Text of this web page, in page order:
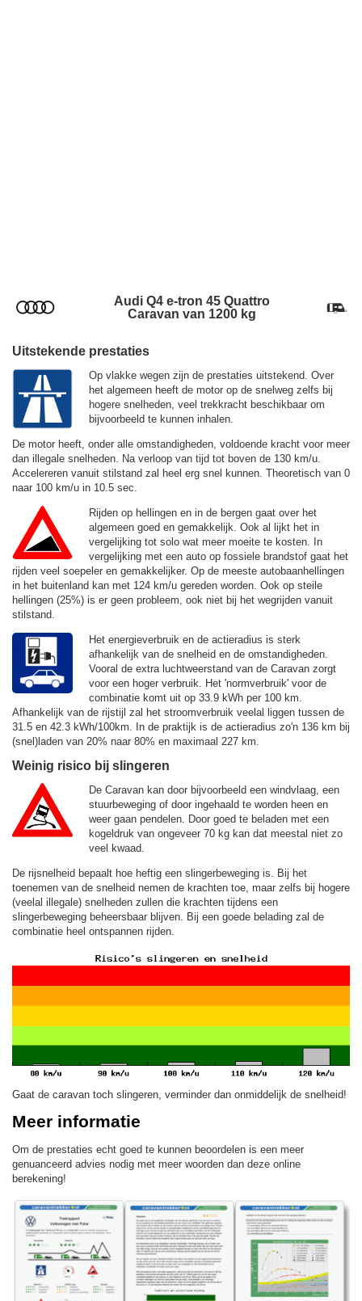
Audi Q4 e-tron 45 Quattro
Caravan van 1200 kg
Uitstekende prestaties
Op vlakke wegen zijn de prestaties uitstekend. Over
het algemeen heeft de motor op de snelweg zelfs bij
hogere snelheden, veel trekkracht beschikbaar om
bijvoorbeeld te kunnen inhalen.
De motor heeft, onder alle omstandigheden, voldoende kracht voor meer
dan illegale snelheden. Na verloop van tijd tot boven de 130 km/u.
Accelereren vanuit stilstand zal heel erg snel kunnen. Theoretisch van 0
naar 100 km/u in 10.5 sec.
Rijden op hellingen en in de bergen gaat over het
algemeen goed en gemakkelijk. Ook al lijkt het in
vergelijking tot solo wat meer moeite te kosten. In
vergelijking met een auto op fossiele brandstof gaat het
rijden veel soepeler en gemakkelijker. Op de meeste autobaanhellingen
in het buitenland kan met 124 km/u gereden worden. Ook op steile
hellingen (25%) is er geen probleem, ook niet bij het wegrijden vanuit
stilstand.
Het energieverbruik en de actieradius is sterk
afhankelijk van de snelheid en de omstandigheden.
Vooral de extra luchtweerstand van de Caravan zorgt
voor een hoger verbruik. Het 'normverbruik' voor de
combinatie komt uit op 33.9 kWh per 100 km.
Afhankelijk van de rijstijl zal het stroomverbruik veelal liggen tussen de
31.5 en 42.3 kWh/100km. In de praktijk is de actieradius zo'n 136 km bij
(snel)laden van 20% naar 80% en maximaal 227 km.
Weinig risico bij slingeren
De Caravan kan door bijvoorbeeld een windvlaag, een
stuurbeweging of door ingehaald te worden heen en
weer gaan pendelen. Door goed te beladen met een
kogeldruk van ongeveer 70 kg kan dat meestal niet zo
veel kwaad.
De rijsnelheid bepaalt hoe heftig een slingerbeweging is. Bij het
toenemen van de snelheid nemen de krachten toe, maar zelfs bij hogere
(veelal illegale) snelheden zullen die krachten tijdens een
slingerbeweging beheersbaar blijven. Bij een goede belading zal de
combinatie heel ontspannen rijden.
Gaat de caravan toch slingeren, verminder dan onmiddelijk de snelheid!
Meer informatie
Om de prestaties echt goed te kunnen beoordelen is een meer
genuanceerd advies nodig met meer woorden dan deze online
berekening!